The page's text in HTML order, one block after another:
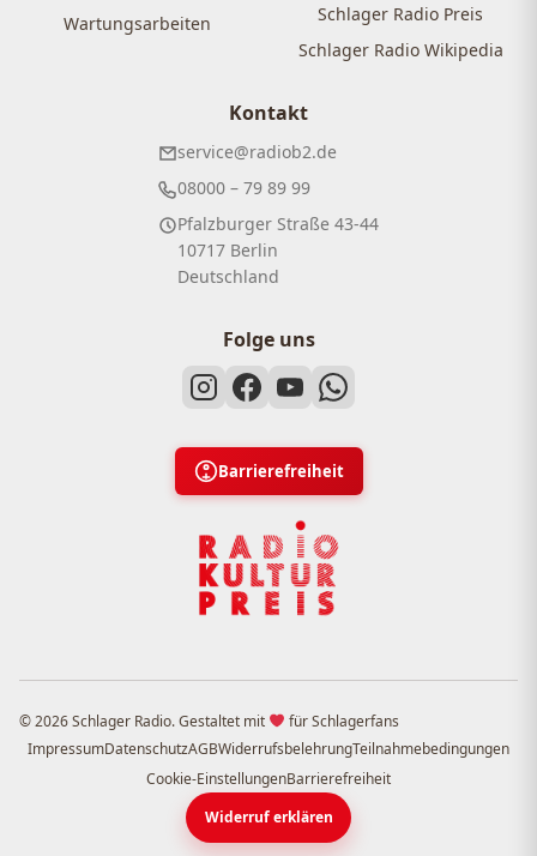
Wartungsarbeiten
Schlager Radio Preis
Schlager Radio Wikipedia
Kontakt
service@radiob2.de
08000 – 79 89 99
Pfalzburger Straße 43-44
10717 Berlin
Deutschland
Folge uns
Barrierefreiheit
© 2026 Schlager Radio. Gestaltet mit
für Schlagerfans
ImpressumDatenschutzAGBWiderrufsbelehrungTeilnahmebedingungen
Cookie-EinstellungenBarrierefreiheit
Widerruf erklären